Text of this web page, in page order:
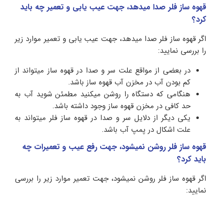
قهوه ساز فلر صدا میدهد، جهت عیب یابی و تعمیر چه باید
کرد؟
اگر قهوه ساز فلر صدا میدهد، جهت عیب یابی و تعمیر موارد زیر
را بررسی نمایید:
در بعضی از مواقع علت سر و صدا در قهوه ساز میتواند از
کم بودن آب در مخزن آب قهوه ساز باشد.
هنگامی که دستگاه را روشن میکنید مطمئن شوید آب به
حد کافی در مخزن قهوه ساز وجود داشته باشد.
یکی دیگر از دلایل سر و صدا در قهوه ساز فلر میتواند به
علت اشکال در پمپ آب باشد.
قهوه ساز فلر روشن نمیشود، جهت رفع عیب و تعمیرات چه
باید کرد؟
اگر قهوه ساز فلر روشن نمیشود، جهت تعمیر موارد زیر را بررسی
نمایید: